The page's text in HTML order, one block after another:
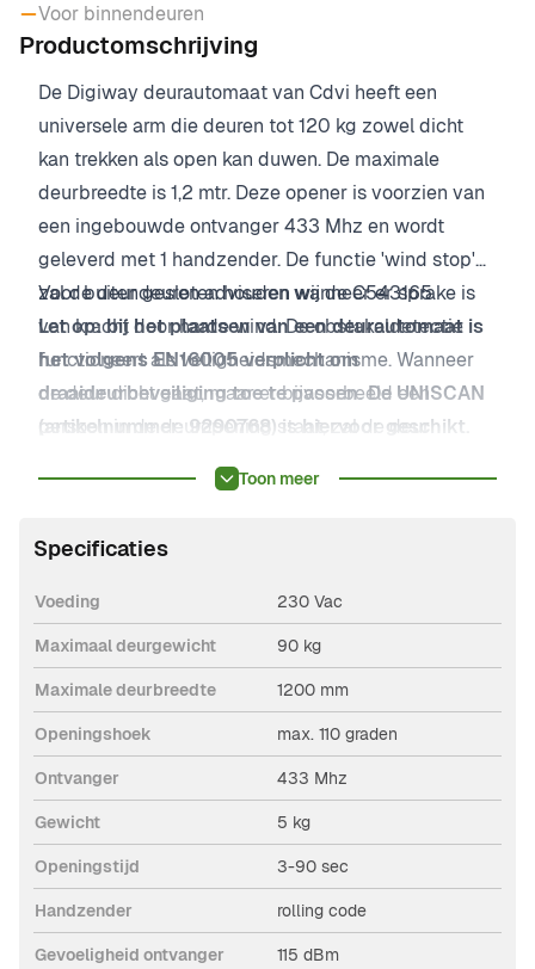
Voor binnendeuren
Productomschrijving
De Digiway deurautomaat van Cdvi heeft een
universele arm die deuren tot 120 kg zowel dicht
kan trekken als open kan duwen. De maximale
deurbreedte is 1,2 mtr. Deze opener is voorzien van
een ingebouwde ontvanger 433 Mhz en wordt
geleverd met 1 handzender. De functie 'wind stop'
zal de deur gesloten houden wanneer er sprake is
van kracht door harde wind. De obstakeldetectie
functioneert als veiligheidsmechanisme. Wanneer
de deur dicht gaat, maar er bijvoorbeeld een
persoon in de deuropening staat, zal de deur
kan worden uitgevoerd door middel van het LCD
programmeringszender. De Digiway is geschikt voor
montage op binnendeuren. De openingstijd kan
worden ingesteld van 3 tot 90 seconden. In het
geheugen van de ontvanger kunnen maximaal 50
zenders worden opgeslagen.
Voor buitendeuren adviseren wij de C543165
Let op: bij het plaatsen van een deurautomaat is
het volgens EN16005 verplicht om
draaideurbeveiliging toe te passen. De UNISCAN
(artikelnummer: 9290768) is hiervoor geschikt.
Toon meer
Specificaties
Voeding 230 Vac
Maximaal deurgewicht 90 kg
Maximale deurbreedte 1200 mm
Openingshoek max. 110 graden
Ontvanger 433 Mhz
Gewicht 5 kg
Openingstijd 3-90 sec
Handzender rolling code
Gevoeligheid ontvanger 115 dBm